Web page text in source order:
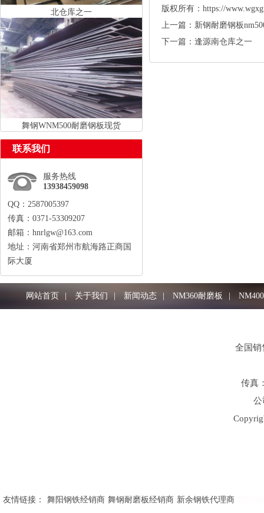
北仓库之一
舞钢WNM500耐磨钢板现货
联系我们
服务热线
13938459098
QQ：2587005397
传真：0371-53309207
邮箱：hnrlgw@163.com
地址：河南省郑州市航海路正商国
际大厦
版权所有：https://
上一篇： 新钢耐磨钢板
下一篇： 逢源南仓库之一
网站首页 关于我们 新闻动态 NM360耐磨板
全国销
传真
公
友情链接： 舞阳钢铁经销商 舞钢耐磨板经销商 新余钢铁代理商